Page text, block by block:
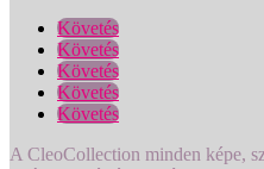
Követés
Követés
Követés
Követés
Követés
A CleoCollection minden képe,